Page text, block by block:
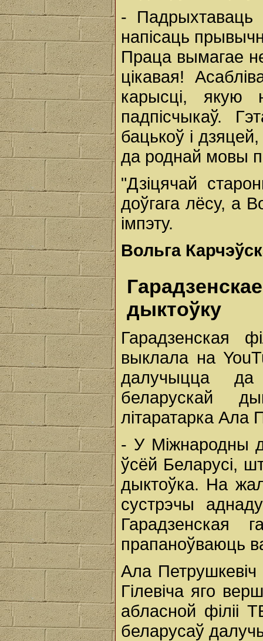
- Падрыхтаваць
напісаць
Праца вымагае
цікавая!
карысці, якую
падпісчыкаў.
бацькоў і
да роднай мовы
"Дзіцячай
доўгага лёсу, а
імпэту.
Вольга
дыктоўку
Гарадзенская
выклала на
далучыцца да
беларускай
літаратарка Ала
- У Міжнародны
ўсёй Беларусі,
дыктоўка. На
сустрэчы
Гарадзенская
прапаноўваюць
Ала Петрушкевіч
Гілевіча яго
абласной філіі
беларусаў